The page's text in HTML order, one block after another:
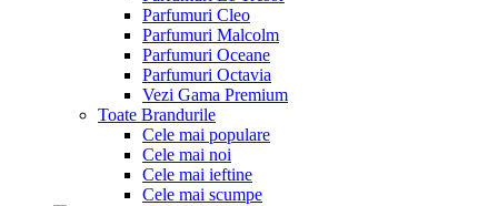
Parfumuri Cleo
Parfumuri Malcolm
Parfumuri Oceane
Parfumuri Octavia
Vezi Gama Premium
Toate Brandurile
Cele mai populare
Cele mai noi
Cele mai ieftine
Cele mai scumpe